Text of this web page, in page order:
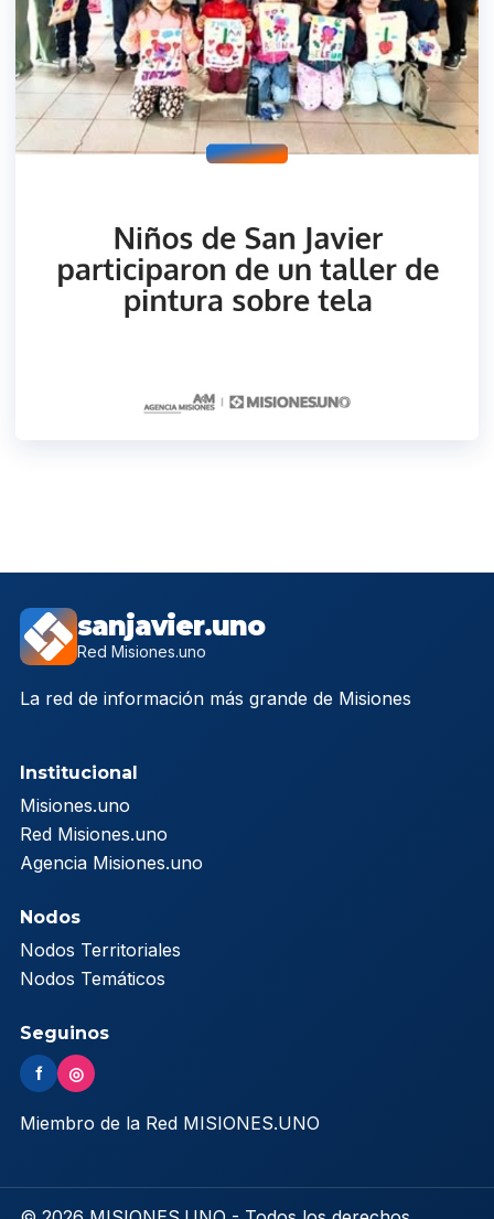
sanjavier.uno
Red Misiones.uno
La red de información más grande de Misiones
Institucional
Misiones.uno
Red Misiones.uno
Agencia Misiones.uno
Nodos
Nodos Territoriales
Nodos Temáticos
Seguinos
f ◎
Miembro de la Red MISIONES.UNO